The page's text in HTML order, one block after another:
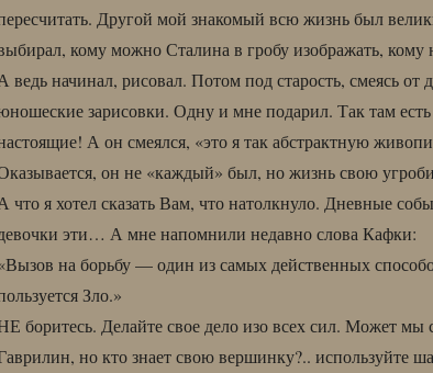
Другой мой знакомый всю жизнь был
кому можно Сталина в гробу изображать,
ведь начинал, рисовал. Потом под старость, смеясь от
зарисовки. Одну и мне подарил. Так там
А он смеялся, «это я так абстрактную
он не «каждый» был, но жизнь свою
что я хотел сказать Вам, что натолкнуло. Дневные
эти… А мне напомнили недавно слова Кафки:
на борьбу — один из самых действенных
Зло.»
боритесь. Делайте свое дело изо всех сил. Может
но кто знает свою вершинку?.. используйте